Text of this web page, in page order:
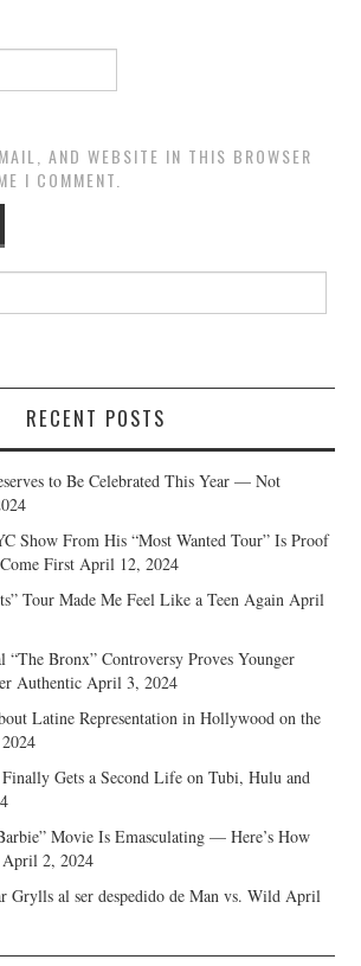
AND WEBSITE IN THIS BROWSER
I COMMENT.
RECENT POSTS
to Be Celebrated This Year — Not
Show From His “Most Wanted Tour” Is Proof
First April 12, 2024
Tour Made Me Feel Like a Teen Again April
“The Bronx” Controversy Proves Younger
Authentic April 3, 2024
Latine Representation in Hollywood on the
Gets a Second Life on Tubi, Hulu and
Movie Is Emasculating — Here’s How
April 2, 2024
Grylls al ser despedido de Man vs. Wild April